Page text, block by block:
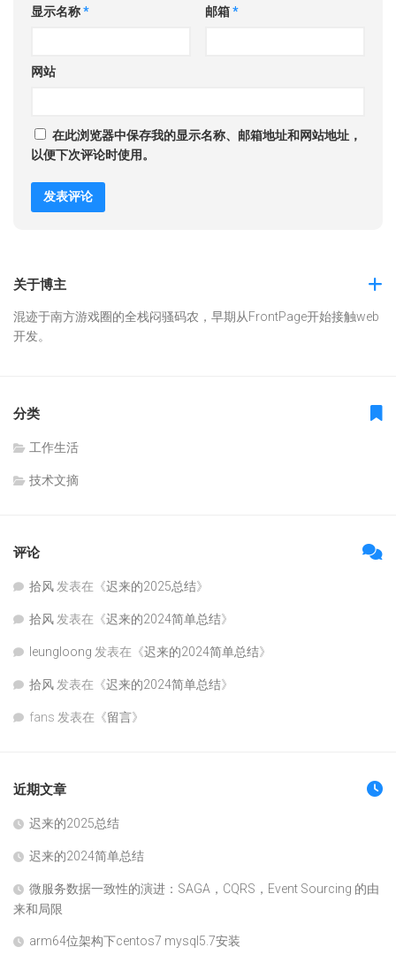
显示名称* 邮箱*
网站
在此浏览器中保存我的显示名称、邮箱地址和网站地址，
以便下次评论时使用。
关于博主
混迹于南方游戏圈的全栈闷骚码农，早期从FrontPage开始接触web
开发。
分类
工作生活
技术文摘
评论
拾风 发表在《迟来的2025总结》
拾风 发表在《迟来的2024简单总结》
leungloong 发表在《迟来的2024简单总结》
拾风 发表在《迟来的2024简单总结》
fans 发表在《留言》
近期文章
迟来的2025总结
迟来的2024简单总结
微服务数据一致性的演进：SAGA，CQRS，Event Sourcing 的由
来和局限
arm64位架构下centos7 mysql5.7安装